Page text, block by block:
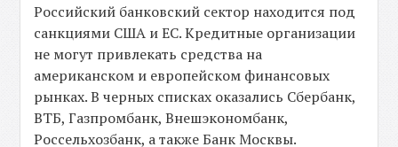
Российский банковский сектор находится под
санкциями США и ЕС. Кредитные организации
не могут привлекать средства на
американском и европейском финансовых
рынках. В черных списках оказались Сбербанк,
ВТБ, Газпромбанк, Внешэкономбанк,
Россельхозбанк, а также Банк Москвы.